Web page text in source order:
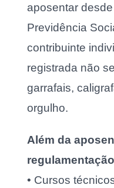
aposentar
Previdência
contribuinte
registrada não
garrafais,
orgulho.
Além da
• Cursos